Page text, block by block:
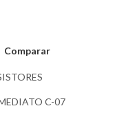
Comparar
C-07